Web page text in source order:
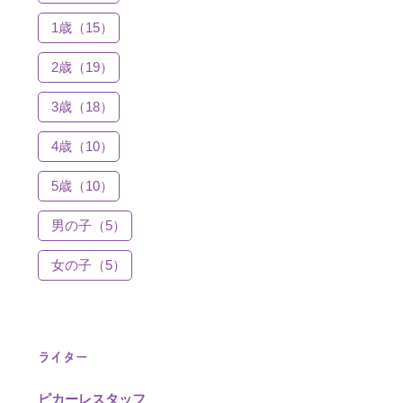
1歳（15）
2歳（19）
3歳（18）
4歳（10）
5歳（10）
男の子（5）
女の子（5）
ライター
ピカーレスタッフ